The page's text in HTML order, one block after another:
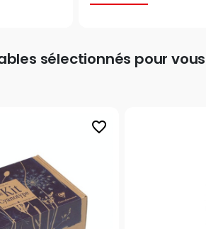
sélectionnés pour vous
favorite_border